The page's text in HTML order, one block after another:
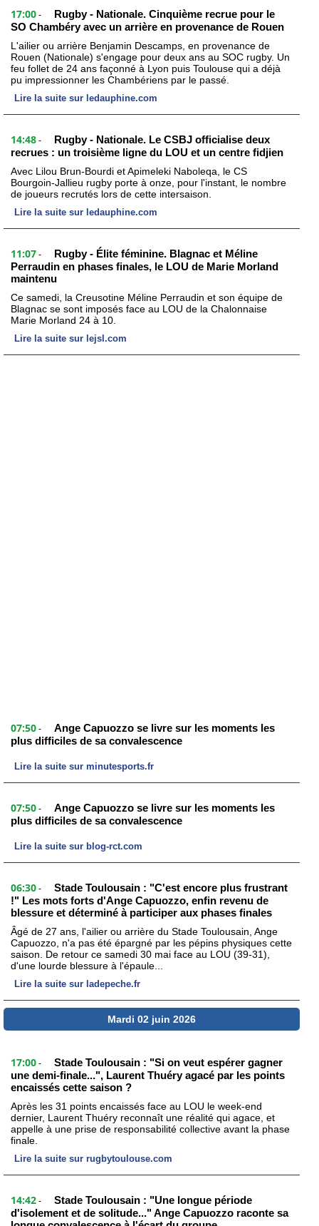
17:00 -
Rugby - Nationale. Cinquième recrue pour le
SO Chambéry avec un arrière en provenance de Rouen
L'ailier ou arrière Benjamin Descamps, en provenance de
Rouen (Nationale) s'engage pour deux ans au SOC rugby. Un
feu follet de 24 ans façonné à Lyon puis Toulouse qui a déjà
pu impressionner les Chambériens par le passé.
Lire la suite sur ledauphine.com
14:48 -
Rugby - Nationale. Le CSBJ officialise deux
recrues : un troisième ligne du LOU et un centre fidjien
Avec Lilou Brun-Bourdi et Apimeleki Naboleqa, le CS
Bourgoin-Jallieu rugby porte à onze, pour l'instant, le nombre
de joueurs recrutés lors de cette intersaison.
Lire la suite sur ledauphine.com
11:07 -
Rugby - Élite féminine. Blagnac et Méline
Perraudin en phases finales, le LOU de Marie Morland
maintenu
Ce samedi, la Creusotine Méline Perraudin et son équipe de
Blagnac se sont imposés face au LOU de la Chalonnaise
Marie Morland 24 à 10.
Lire la suite sur lejsl.com
07:50 -
Ange Capuozzo se livre sur les moments les
plus difficiles de sa convalescence
Lire la suite sur minutesports.fr
07:50 -
Ange Capuozzo se livre sur les moments les
plus difficiles de sa convalescence
Lire la suite sur blog-rct.com
06:30 -
Stade Toulousain : "C'est encore plus frustrant
!" Les mots forts d'Ange Capuozzo, enfin revenu de
blessure et déterminé à participer aux phases finales
Âgé de 27 ans, l'ailier ou arrière du Stade Toulousain, Ange
Capuozzo, n'a pas été épargné par les pépins physiques cette
saison. De retour ce samedi 30 mai face au LOU (39-31),
d'une lourde blessure à l'épaule...
Lire la suite sur ladepeche.fr
Mardi 02 juin 2026
17:00 -
Stade Toulousain : "Si on veut espérer gagner
une demi-finale...", Laurent Thuéry agacé par les points
encaissés cette saison ?
Après les 31 points encaissés face au LOU le week-end
dernier, Laurent Thuéry reconnaît une réalité qui agace, et
appelle à une prise de responsabilité collective avant la phase
finale.
Lire la suite sur rugbytoulouse.com
14:42 -
Stade Toulousain : "Une longue période
d'isolement et de solitude..." Ange Capuozzo raconte sa